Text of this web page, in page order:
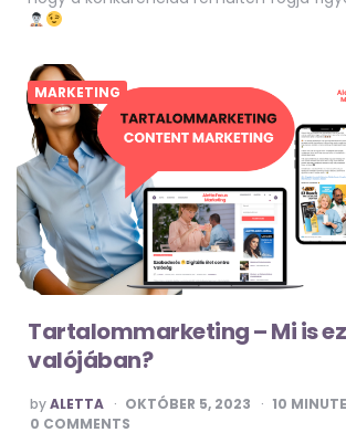
MARKETING
Tartalommarketing – Mi is ez
valójában?
POSTED
BY
byALETTA OKTÓBER 5, 2023 10
0 COMMENTS